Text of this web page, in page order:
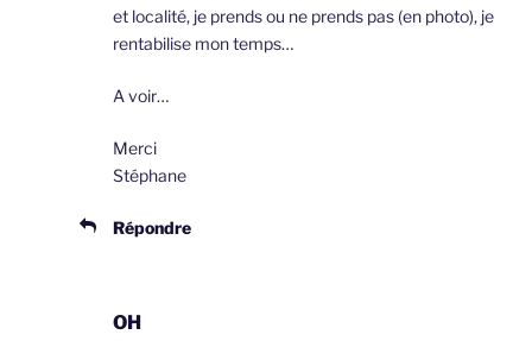
et localité, je prends ou ne prends pas (en photo), je
rentabilise mon temps…
A voir…
Merci
Stéphane
Répondre
OH